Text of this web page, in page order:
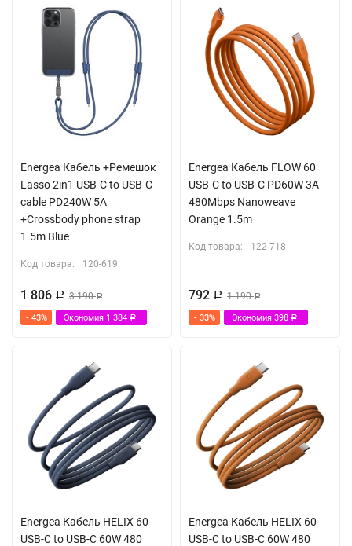
Energea Кабель +Ремешок
Lasso 2in1 USB-C to USB-C
cable PD240W 5A
+Crossbody phone strap
1.5m Blue
Код товара: 120-619
1 806 Р 3 190Р
- 43% Экономия 1 384 Р
Energea Кабель FLOW 60
USB-C to USB-C PD60W 3A
480Mbps Nanoweave
Orange 1.5m
Код товара: 122-718
792 Р 1 190Р
- 33% Экономия 398 Р
Energea Кабель HELIX 60
USB-C to USB-C 60W 480
Energea Кабель HELIX 60
USB-C to USB-C 60W 480